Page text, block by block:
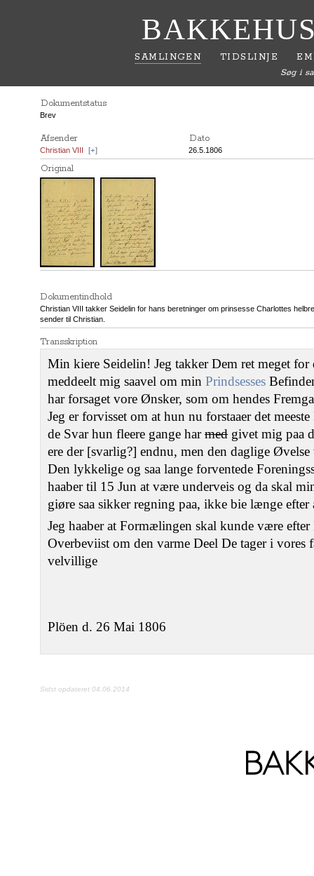
SAMLINGEN TIDSLINJE
Søg i
Dokumentstatus
Brev
Afsender Dato
Christian VIII [+] 26.5.1806
Original
Dokumentindhold
Christian VIII takker Seidelin for hans beretninger om prinsesse Charlottes
sender til Christian.
Transskription
Min kiere Seidelin! Jeg takker Dem ret meget for
meddeelt mig saavel om min Prindsesses
har forsaget vore Ønsker, som om hendes
Jeg er forvisset om at hun nu forstaaer det
de Svar hun fleere gange harmed givet mig paa
ere der [svarlig?] endnu, men den daglige
Den lykkelige og saa lange forventede
haaber til 15 Jun at være underveis og da skal
giøre saa sikker regning paa, ikke bie længe
Jeg haaber at Formælingen skal kunde være efter
Overbeviist om den varme Deel De tager i
velvillige
Plöen d. 26 Mai 1806
Sidst opdateret 04.06.2014